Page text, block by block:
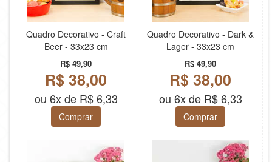
Quadro Decorativo - Craft
Beer - 33x23 cm
R$ 49,90
R$ 38,00
ou 6x de R$ 6,33
Comprar
Quadro Decorativo - Dark &
Lager - 33x23 cm
R$ 49,90
R$ 38,00
ou 6x de R$ 6,33
Comprar